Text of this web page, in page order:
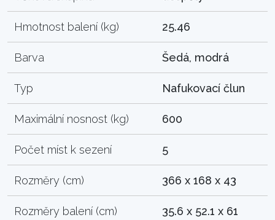
Hmotnost balení (kg) 25.46
Barva Šedá, modrá
Typ Nafukovací člun
Maximální nosnost (kg) 600
Počet míst k sezení 5
Rozměry (cm) 366 x 168 x 43
Rozměry balení (cm) 35.6 x 52.1 x 61